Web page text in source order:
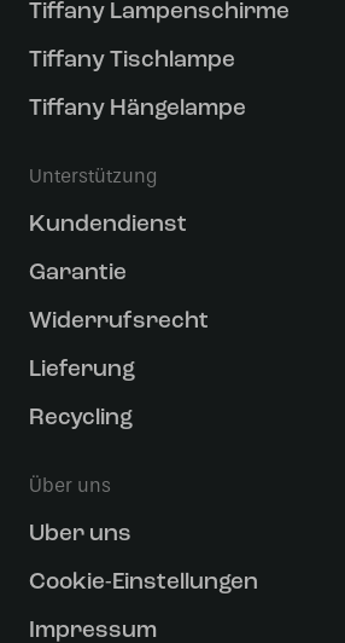
Tiffany Lampenschirme
Tiffany Tischlampe
Tiffany Hängelampe
Unterstützung
Kundendienst
Garantie
Widerrufsrecht
Lieferung
Recycling
Über uns
Uber uns
Cookie-Einstellungen
Impressum